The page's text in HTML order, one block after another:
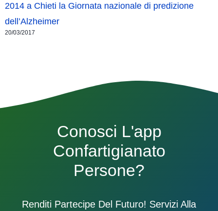
2014 a Chieti la Giornata nazionale di predizione
dell’Alzheimer
20/03/2017
Conosci L'app
Confartigianato
Persone?
Renditi Partecipe Del Futuro! Servizi Alla